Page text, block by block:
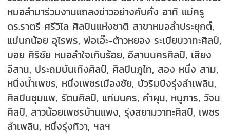
หมอลำมาร่วมงานแถลงข่าวอย่างคับคั่ง อาทิ แม่ครู
ดร.ราตรี ศรีวิไล ศิลปินแห่งชาติ สาขาหมอลำประยุกต์,
แม่นกน้อย อุไรพร, พ่อเอ๊ะ-ต้าวหยอง ระเบียบวาทะศิลป์,
บอย ศิริชัย หมอลำใจเกินร้อย, อีสานนครศิลป์, เสียง
อีสาน, ประถมบันเทิงศิลป์, ศิลปินภูไท, สอง หนึ่ง สาม,
หนึ่งน้ำเพขร, หนึ่งเพชรเมืองชัย, บัวริมบึงรุ่งลำเพลิน,
ศิลปินชุมแพ, รัตนศิลป์, แก่นนคร, คำผุน, หนูภาร, วัจน
ศิลป์, สาวน้อยเพชรบ้านแพง, รุ่งสยามวาทะศิลป์, เพชร
ลำเพลิน, หนึ่งรุ่งทิวา, ฯลฯ